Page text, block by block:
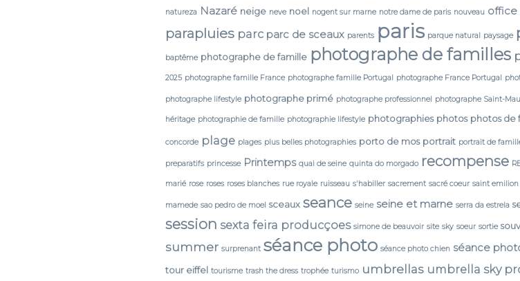
natureza Nazaré neige neve noel nogent sur marne notre dame de paris nouveau office
parapluies parc parc de sceaux parents paris parque natural paysage
baptême photographe de famille photographe de familles
2025 photographe famille France photographe famille Portugal photographe France Portugal
photographe lifestyle photographe primé photographe professionnel photographe Saint-
héritage photographie de famille photographie lifestyle photographies photos photos de
concorde plage plages plus belles photographies porto de mos portrait portrait de
preparatifs princesse Printemps quai de seine quinta do morgado recompense
marié rose roses roses blanches rue royale ruisseau s'habiller sacrement sacré coeur saint emilion
mamede sao pedro de moel sceaux seance seine seine et marne serra da estrela
session sexta feira producçoes simone de beauvoir site sky soeur sortie
summer surprenant séance photo séance photo chien séance
tour eiffel tourisme trash the dress trophée turismo umbrellas umbrella sky